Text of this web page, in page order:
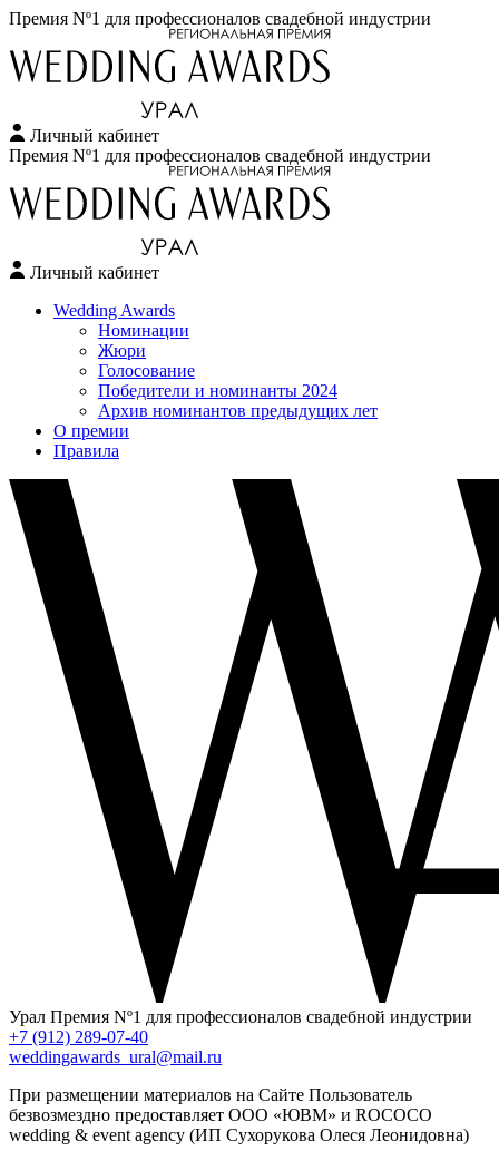
Премия Nº1 для профессионалов свадебной индустрии
Личный кабинет
Перейти
содержимому
Премия Nº1 для профессионалов свадебной индустрии
Личный кабинет
Wedding Awards
Номинации
Жюри
Голосование
Победители и номинанты 2024
Архив номинантов предыдущих лет
О премии
Правила
Урал Премия Nº1 для профессионалов свадебной индустрии
+7 (912) 289-07-40
weddingawards_ural@mail.ru
При размещении материалов на Сайте Пользователь
безвозмездно предоставляет ООО «ЮВМ» и ROCOCO
wedding & event agency (ИП Сухорукова Олеся Леонидовна)